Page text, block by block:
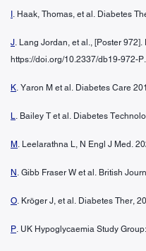
. Haak, Thomas, et al. Diabetes
J. Lang Jordan, et al., [Poster
https://doi.org/10.2337/db19-972-P.
K. Yaron M et al. Diabetes Care
L. Bailey T et al. Diabetes
M . Leelarathna L, N Engl J Med.
N . Gibb Fraser W et al. British
O. Kröger J, et al. Diabetes Ther,
P. UK Hypoglycaemia Study